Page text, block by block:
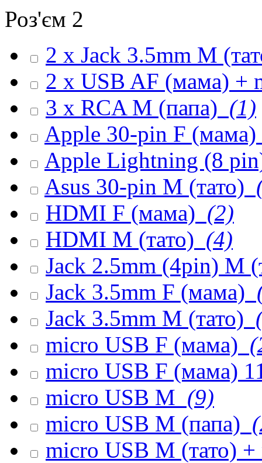
Роз'єм 2
2 x Jack 3.5mm M
2 x USB AF (мама) +
3 x RCA M (папа) (1)
Apple 30-pin F (мама)
Apple Lightning (8
Asus 30-pin M (тато)
HDMI F (мама) (2)
HDMI M (тато) (4)
Jack 2.5mm (4pin) M
Jack 3.5mm F (мама)
Jack 3.5mm M (тато)
micro USB F (мама)
micro USB F (мама)
micro USB M (9)
micro USB M (папа)
micro USB M (тато)